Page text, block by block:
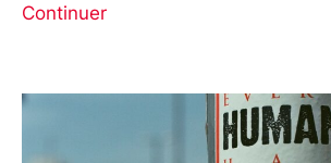
Continuer